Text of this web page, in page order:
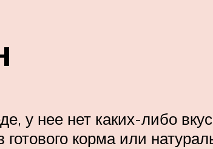
у нее нет каких-либо
готового корма или